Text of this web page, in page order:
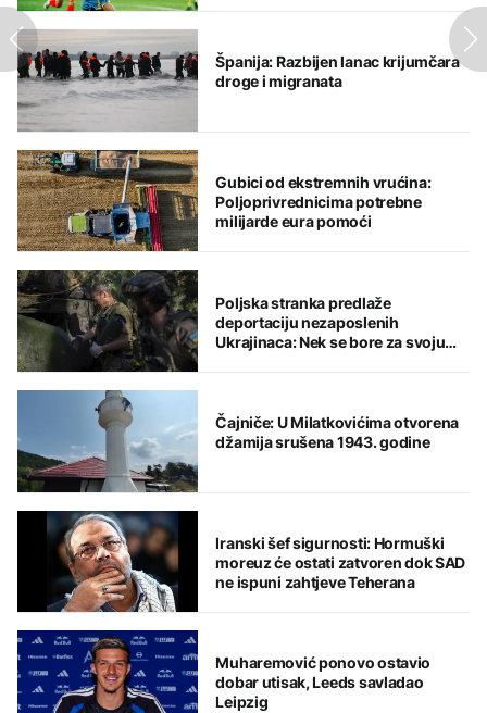
Španija: Razbijen lanac krijumčara
droge i migranata
Gubici od ekstremnih vrućina:
Poljoprivrednicima potrebne
milijarde eura pomoći
Poljska stranka predlaže
deportaciju nezaposlenih
Ukrajinaca: Nek se bore za svoju
Čajniče: U Milatkovićima otvorena
džamija srušena 1943. godine
Iranski šef sigurnosti: Hormuški
moreuz će ostati zatvoren dok SAD
ne ispuni zahtjeve Teherana
Muharemović ponovo ostavio
dobar utisak, Leeds savladao
Leipzig